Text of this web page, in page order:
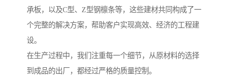
承板，以及C型、Z型钢檩条等，这些建材共同构成了一
个完整的解决方案，帮助客户实现高效、经济的工程建
设。
在生产过程中，我们注重每一个细节，从原材料的选择
到成品的出厂，都经过严格的质量控制。